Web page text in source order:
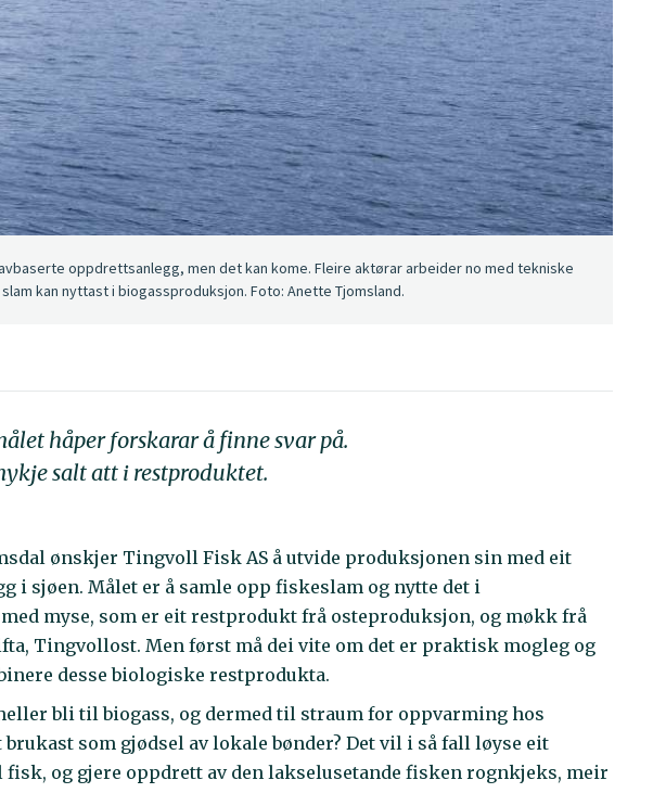
oppdrettsanlegg, men det kan kome. Fleire aktørar arbeider no med tekniske
kan nyttast i biogassproduksjon. Foto: Anette Tjomsland.
håper forskarar å finne svar på.
salt att i restproduktet.
ønskjer Tingvoll Fisk AS å utvide produksjonen sin med eit
i sjøen. Målet er å samle opp fiskeslam og nytte det i
myse, som er eit restprodukt frå osteproduksjon, og møkk frå
Tingvollost. Men først må dei vite om det er praktisk mogleg og
desse biologiske restprodukta.
bli til biogass, og dermed til straum for oppvarming hos
som gjødsel av lokale bønder? Det vil i så fall løyse eit
og gjere oppdrett av den lakselusetande fisken rognkjeks, meir